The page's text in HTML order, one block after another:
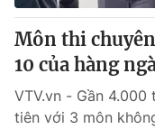
Môn thi
10 của hàng
VTV.vn - Gần
tiên với 3 môn